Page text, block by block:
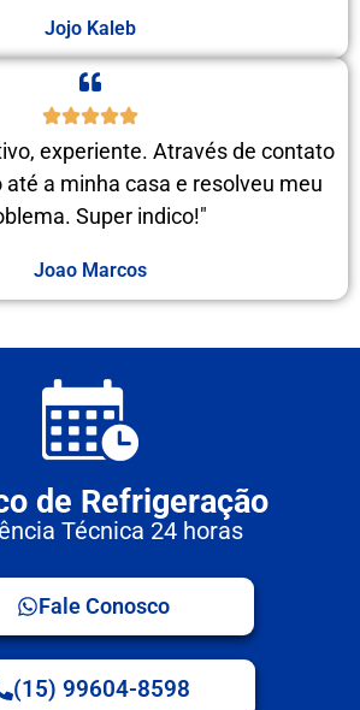
Jojo Kaleb
experiente. Através de contato
a minha casa e resolveu meu
Super indico!"
Joao Marcos
de Refrigeração
Técnica 24 horas
Fale Conosco
(15) 99604-8598